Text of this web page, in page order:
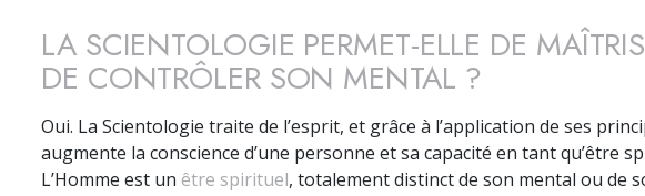
LA SCIENTOLOGIE PERMET-ELLE DE
DE CONTRÔLER SON MENTAL ?
Oui. La Scientologie traite de l’esprit, et grâce à l’application de ses
augmente la conscience d’une personne et sa capacité en tant qu’être
L’Homme est un être spirituel, totalement distinct de son mental ou de